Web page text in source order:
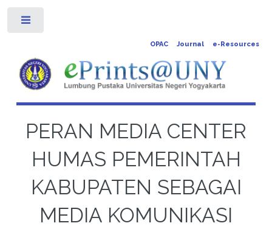
OPAC Journal e-Resources
PERAN MEDIA CENTER
HUMAS PEMERINTAH
KABUPATEN SEBAGAI
MEDIA KOMUNIKASI